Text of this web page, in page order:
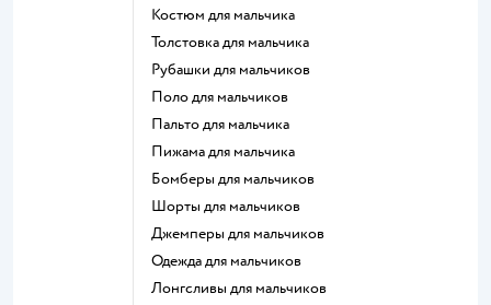
Костюм для мальчика
Толстовка для мальчика
Рубашки для мальчиков
Поло для мальчиков
Пальто для мальчика
Пижама для мальчика
Бомберы для мальчиков
Шорты для мальчиков
Джемперы для мальчиков
Одежда для мальчиков
Лонгсливы для мальчиков